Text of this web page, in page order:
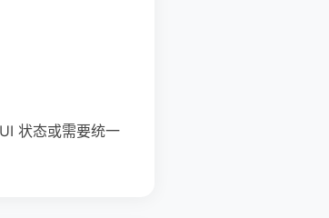
状态或需要统一